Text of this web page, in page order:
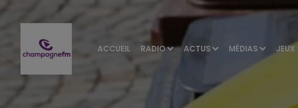
ACCUEIL RADIO ACTUS MÉDIAS JEUX